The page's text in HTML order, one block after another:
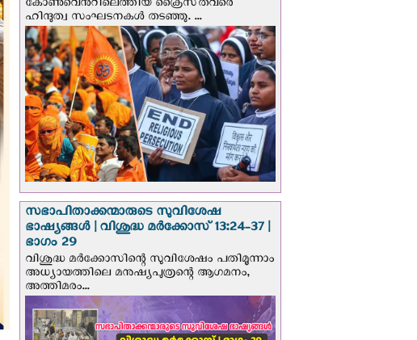
കോൺവെന്‍റിലെത്തിയ ക്രൈസ്‌തവരെ
ഹിന്ദുത്വ സംഘടനകൾ തടഞ്ഞു. ...
സഭാപിതാക്കന്മാരുടെ സുവിശേഷ
ഭാഷ്യങ്ങള്‍ | വിശുദ്ധ മര്‍ക്കോസ് 13:24-37 |
ഭാഗം 29
വിശുദ്ധ മര്‍ക്കോസിന്റെ സുവിശേഷം പതിമൂന്നാം
അധ്യായത്തിലെ മനുഷ്യപുത്രന്റെ ആഗമനം,
അത്തിമരം...